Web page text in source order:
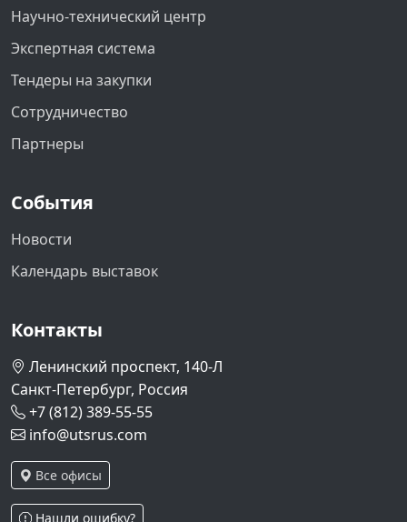
Научно-технический центр
Экспертная система
Тендеры на закупки
Сотрудничество
Партнеры
События
Новости
Календарь выставок
Контакты
Ленинский проспект, 140-Л
Санкт-Петербург, Россия
+7 (812) 389-55-55
info@utsrus.com
Все офисы
Нашли ошибку?